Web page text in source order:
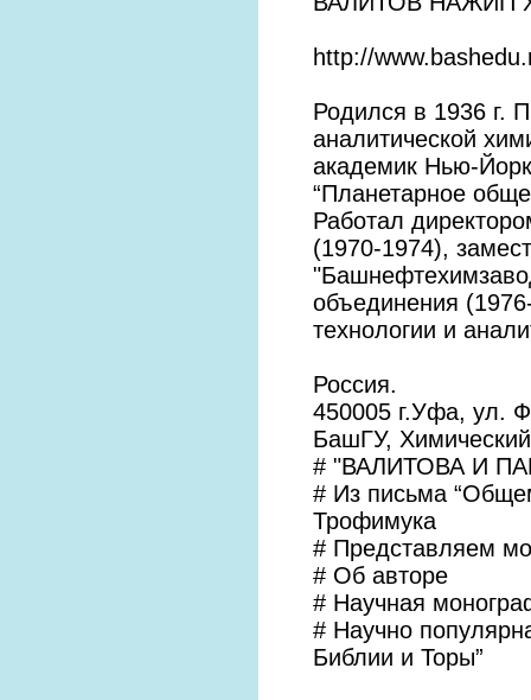
http://
Родился в 1936 г.
аналитической
академик Нью-
“Планетарное
Работал
(1970-1974),
объединения
технологии и
Россия.
450005 г.Уфа, ул.
БашГУ, Химический
# "ВАЛИТОВА И
# Из письма
Трофимука
# Представляем
# Об авторе
# Научная
# Научно
Библии и Торы”